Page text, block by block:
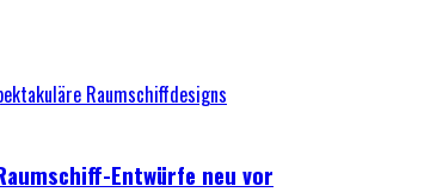
Entwürfe neu vor